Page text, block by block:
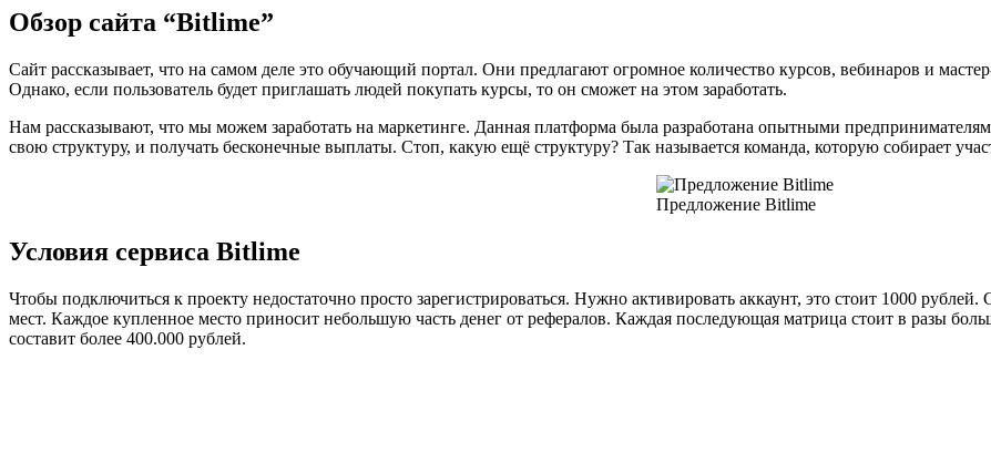
Обзор сайта “Bitlime”
Сайт рассказывает, что на самом деле это обучающий портал. Они предлагают огромное количество курсов, вебинаров и
Однако, если пользователь будет приглашать людей покупать курсы, то он сможет на этом заработать.
Нам рассказывают, что мы можем заработать на маркетинге. Данная платформа была разработана опытными
свою структуру, и получать бесконечные выплаты. Стоп, какую ещё структуру? Так называется команда, которую собирает
Предложение Bitlime
Условия сервиса Bitlime
Чтобы подключиться к проекту недостаточно просто зарегистрироваться. Нужно активировать аккаунт, это стоит 1000
мест. Каждое купленное место приносит небольшую часть денег от рефералов. Каждая последующая матрица стоит в разы
составит более 400.000 рублей.